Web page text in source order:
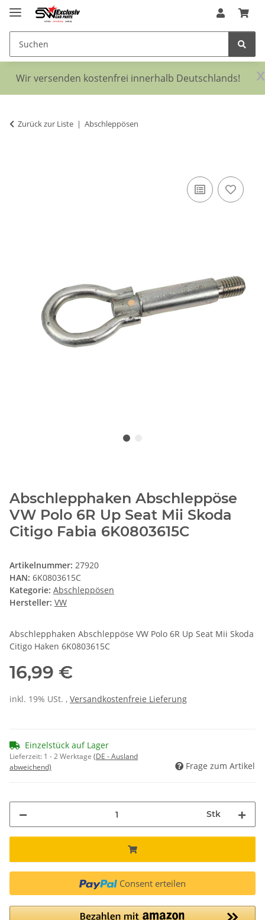
x
Wir versenden kostenfrei innerhalb Deutschlands!
Zurück zur Liste Abschleppösen
Abschlepphaken Abschleppöse
VW Polo 6R Up Seat Mii Skoda
Citigo Fabia 6K0803615C
Artikelnummer: 27920
HAN: 6K0803615C
Kategorie: Abschleppösen
Hersteller: VW
Abschlepphaken Abschleppöse VW Polo 6R Up Seat Mii Skoda
Citigo Haken 6K0803615C
16,99 €
inkl. 19% USt. , Versandkostenfreie Lieferung
Einzelstück auf Lager
Lieferzeit: 1 - 2 Werktage (DE - Ausland
abweichend)
Frage zum Artikel
Stk
Consent erteilen